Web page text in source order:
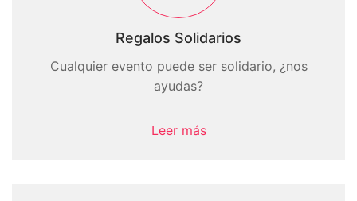
Regalos Solidarios
Cualquier evento puede ser solidario, ¿nos
ayudas?
Leer más